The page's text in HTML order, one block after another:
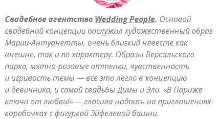
Свадебное агентство Wedding People. Основой
свадебной концепции послужил художественный образ
Марии-Антуанетты, очень близкий невесте как
внешне, так и по характеру. Образы Версальского
парка, мятно-розовые оттенки, чувственность
и игривость темы — все это легло в концепцию
и девичника, и самой свадьбы Димы и Эли. «В Париже
ключи от любви!» — гласила надпись на приглашениях-
коробочках с фигуркой Эйфелевой башни.